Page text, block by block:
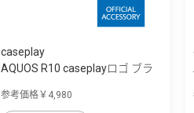
caseplay
AQUOS R10 caseplayロゴ ブラ
参考価格￥4,980